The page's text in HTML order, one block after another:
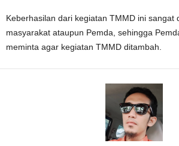
Keberhasilan dari kegiatan TMMD ini sangat
masyarakat ataupun Pemda, sehingga
meminta agar kegiatan TMMD ditambah.